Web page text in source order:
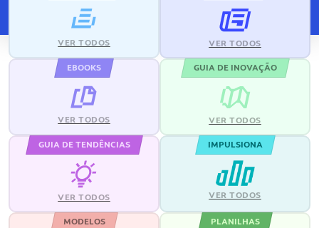
VER TODOS VER TODOS
EBOOKS
VER TODOS
GUIA DE INOVAÇÃO
VER TODOS
GUIA DE TENDÊNCIAS
VER TODOS
IMPULSIONA
VER TODOS
MODELOS PLANILHAS